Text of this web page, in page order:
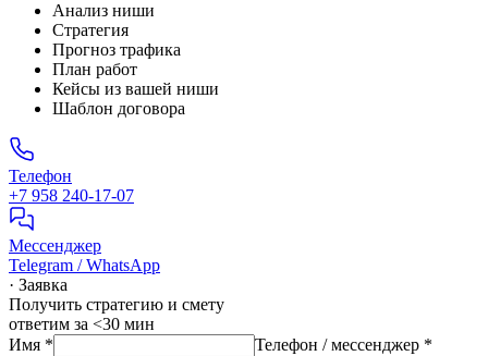
Анализ ниши
Стратегия
Прогноз трафика
План работ
Кейсы из вашей ниши
Шаблон договора
Телефон
+7 958 240‑17‑07
Мессенджер
Telegram / WhatsApp
· Заявка
Получить стратегию и смету
ответим за <30 мин
Имя * Телефон / мессенджер *